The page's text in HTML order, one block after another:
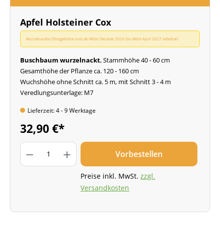
Apfel Holsteiner Cox
Wurzelnackte Obstgehölze sind ab Mitte Oktober 2026 bis Mitte April 2027 lieferbar!
Buschbaum wurzelnackt, Stammhöhe 40 - 60 cm
Gesamthöhe der Pflanze ca. 120 - 160 cm
Wuchshöhe ohne Schnitt ca. 5 m, mit Schnitt 3 - 4 m
Veredlungsunterlage: M7
Lieferzeit: 4 - 9 Werktage
32,90 €*
Vorbestellen
Preise inkl. MwSt. zzgl.
Versandkosten